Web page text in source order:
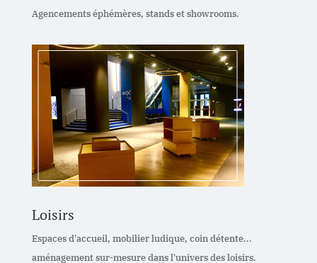
Agencements éphémères, stands et showrooms.
Loisirs
Espaces d'accueil, mobilier ludique, coin détente...
aménagement sur-mesure dans l'univers des loisirs.